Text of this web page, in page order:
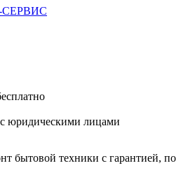
СЕРВИС
с юридическими лицами
бытовой техники с гарантией, по